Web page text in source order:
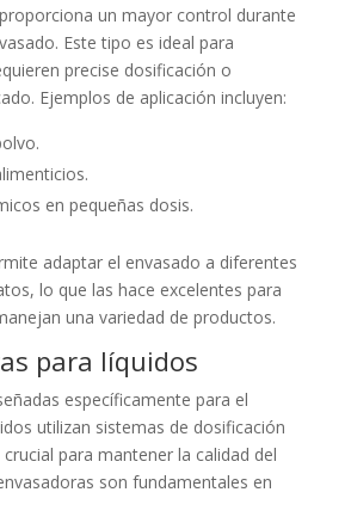
un mayor control durante
Este tipo es ideal para
precise dosificación o
Ejemplos de aplicación incluyen:
en pequeñas dosis.
adaptar el envasado a diferentes
lo que las hace excelentes para
una variedad de productos.
para líquidos
específicamente para el
utilizan sistemas de dosificación
para mantener la calidad del
son fundamentales en